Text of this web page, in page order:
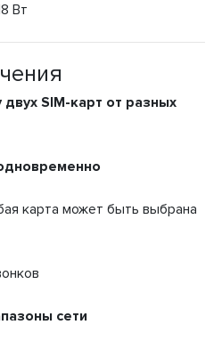
Вт
SIM-карт от разных
карта может быть выбрана
сети